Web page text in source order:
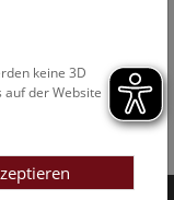
keine 3D
auf der Website